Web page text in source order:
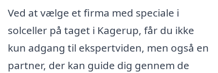
Ved at vælge et firma med speciale i
solceller på taget i Kagerup, får du ikke
kun adgang til ekspertviden, men også en
partner, der kan guide dig gennem de